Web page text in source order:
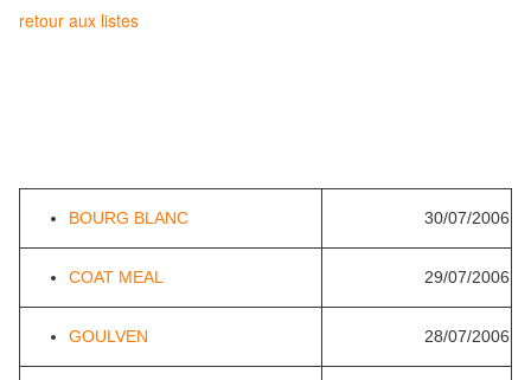
retour aux listes
BOURG BLANC 30/07/2006
COAT MEAL 29/07/2006
GOULVEN 28/07/2006